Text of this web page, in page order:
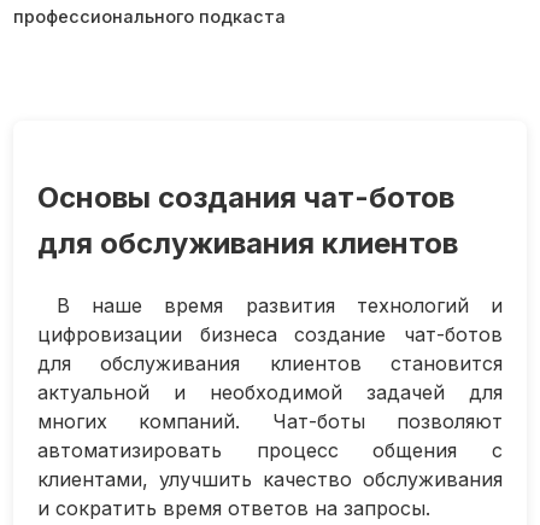
Основы создания чат-ботов
для обслуживания клиентов
В наше время развития технологий и
цифровизации бизнеса создание чат-ботов
для обслуживания клиентов становится
актуальной и необходимой задачей для
многих компаний. Чат-боты позволяют
автоматизировать процесс общения с
клиентами, улучшить качество обслуживания
и сократить время ответов на запросы.
профессионального подкаста